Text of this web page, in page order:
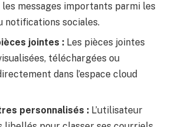
messages importants parmi les
notifications sociales.
jointes : Les pièces jointes
téléchargées ou
dans l’espace cloud
personnalisés : L’utilisateur